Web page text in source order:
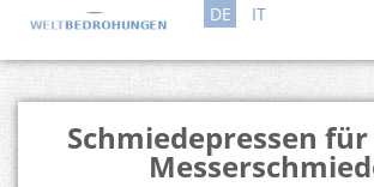
DE IT
Schmiedepressen